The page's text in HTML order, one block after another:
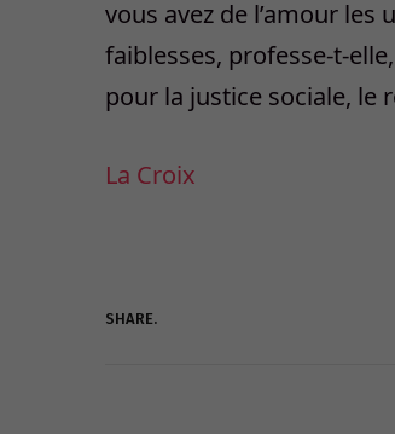
vous avez de l’amour les
faiblesses, professe-t-
pour la justice sociale, le
La Croix
SHARE.